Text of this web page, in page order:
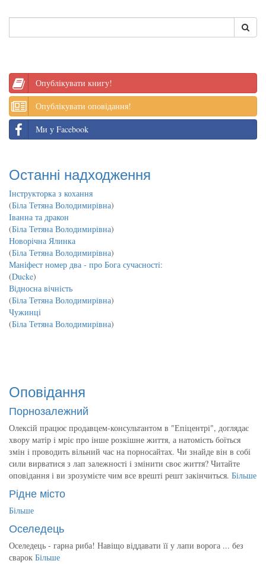
Опублікувати книгу!
Опублікувати оповідання!
Ми у Facebook
Останні надходження
Інструкторка з кохання
(Біла Тетяна Володимирівна)
Іванна та дракон
(Біла Тетяна Володимирівна)
Новорічна Ялинка
(Біла Тетяна Володимирівна)
Маніфест номер два - про Бога сучасності:
(Ducke)
Відносна вічність
(Біла Тетяна Володимирівна)
Чужинці
(Біла Тетяна Володимирівна)
Оповідання
Порнозалежний
Олексій працює продавцем-консультантом в "Епіцентрі", доглядає
хвору матір і мріє про інше розкішне життя, а натомість боїться
змін і проводить вільний час на порносайтах. Чи знайде він в собі
сили вирватися з лап залежності і змінити своє життя? Читайте
оповідання і ви зрозумієте чим все врешті решт закінчиться. Більше
Рідне місто
Більше
Оселедець
Оселедець - гарна риба! Навіщо віддавати її у лапи ворога ... без
сварок Більше